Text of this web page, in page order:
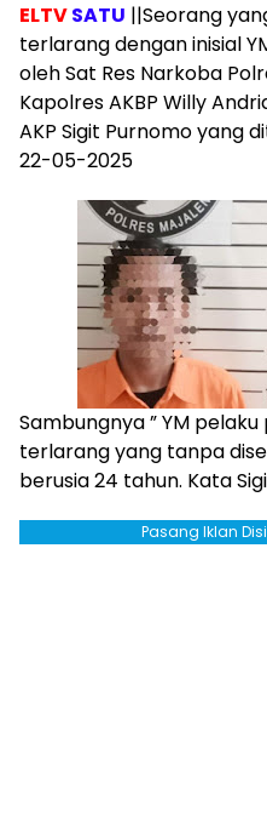
ELTVSATU ||Seorang
terlarang dengan inisial
oleh Sat Res Narkoba
Kapolres AKBP Willy
AKP Sigit Purnomo yang
22-05-2025
Sambungnya ” YM
terlarang yang tanpa
berusia 24 tahun. Kata
Pasang Iklan